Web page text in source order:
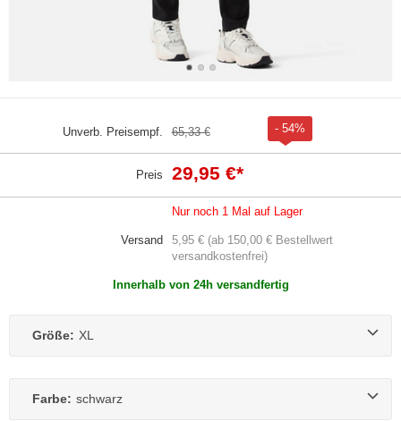
Unverb. Preisempf. 65,33 € - 54%
Preis 29,95 €*
Nur noch 1 Mal auf Lager
Versand
5,95 € (ab 150,00 € Bestellwert
versandkostenfrei)
Innerhalb von 24h versandfertig
Größe: XL
Farbe: schwarz